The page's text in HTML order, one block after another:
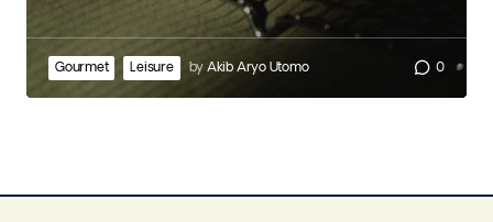
Gourmet Leisure by Akib Aryo Utomo 0